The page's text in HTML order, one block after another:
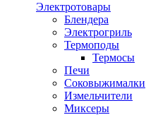
Электротовары
Блендера
Электрогриль
Термоподы
Термосы
Печи
Соковыжималки
Измельчители
Миксеры